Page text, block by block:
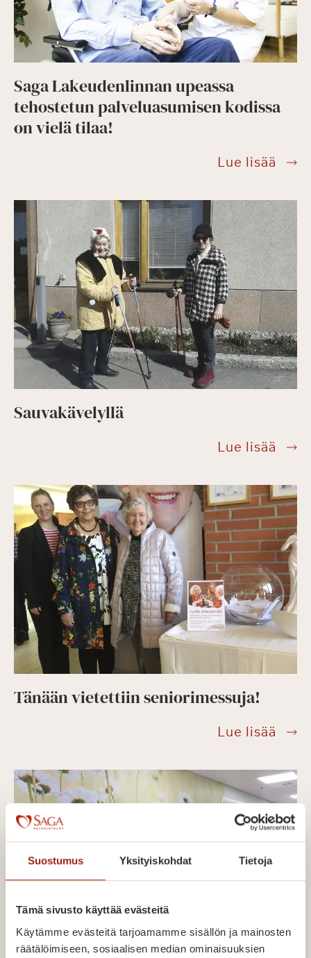
Suostumus Yksityiskohdat Tietoja
Tämä sivusto käyttää evästeitä
Käytämme evästeitä tarjoamamme sisällön ja mainosten
räätälöimiseen, sosiaalisen median ominaisuuksien
Saga Lakeudenlinnan upeassa
tehostetun palveluasumisen kodissa
on vielä tilaa!
Lue lisää Saga
on
vielä
tilaa!
Sauvakävelyllä
Lue lisää
Tänään vietettiin seniorimessuja!
Lue lisää